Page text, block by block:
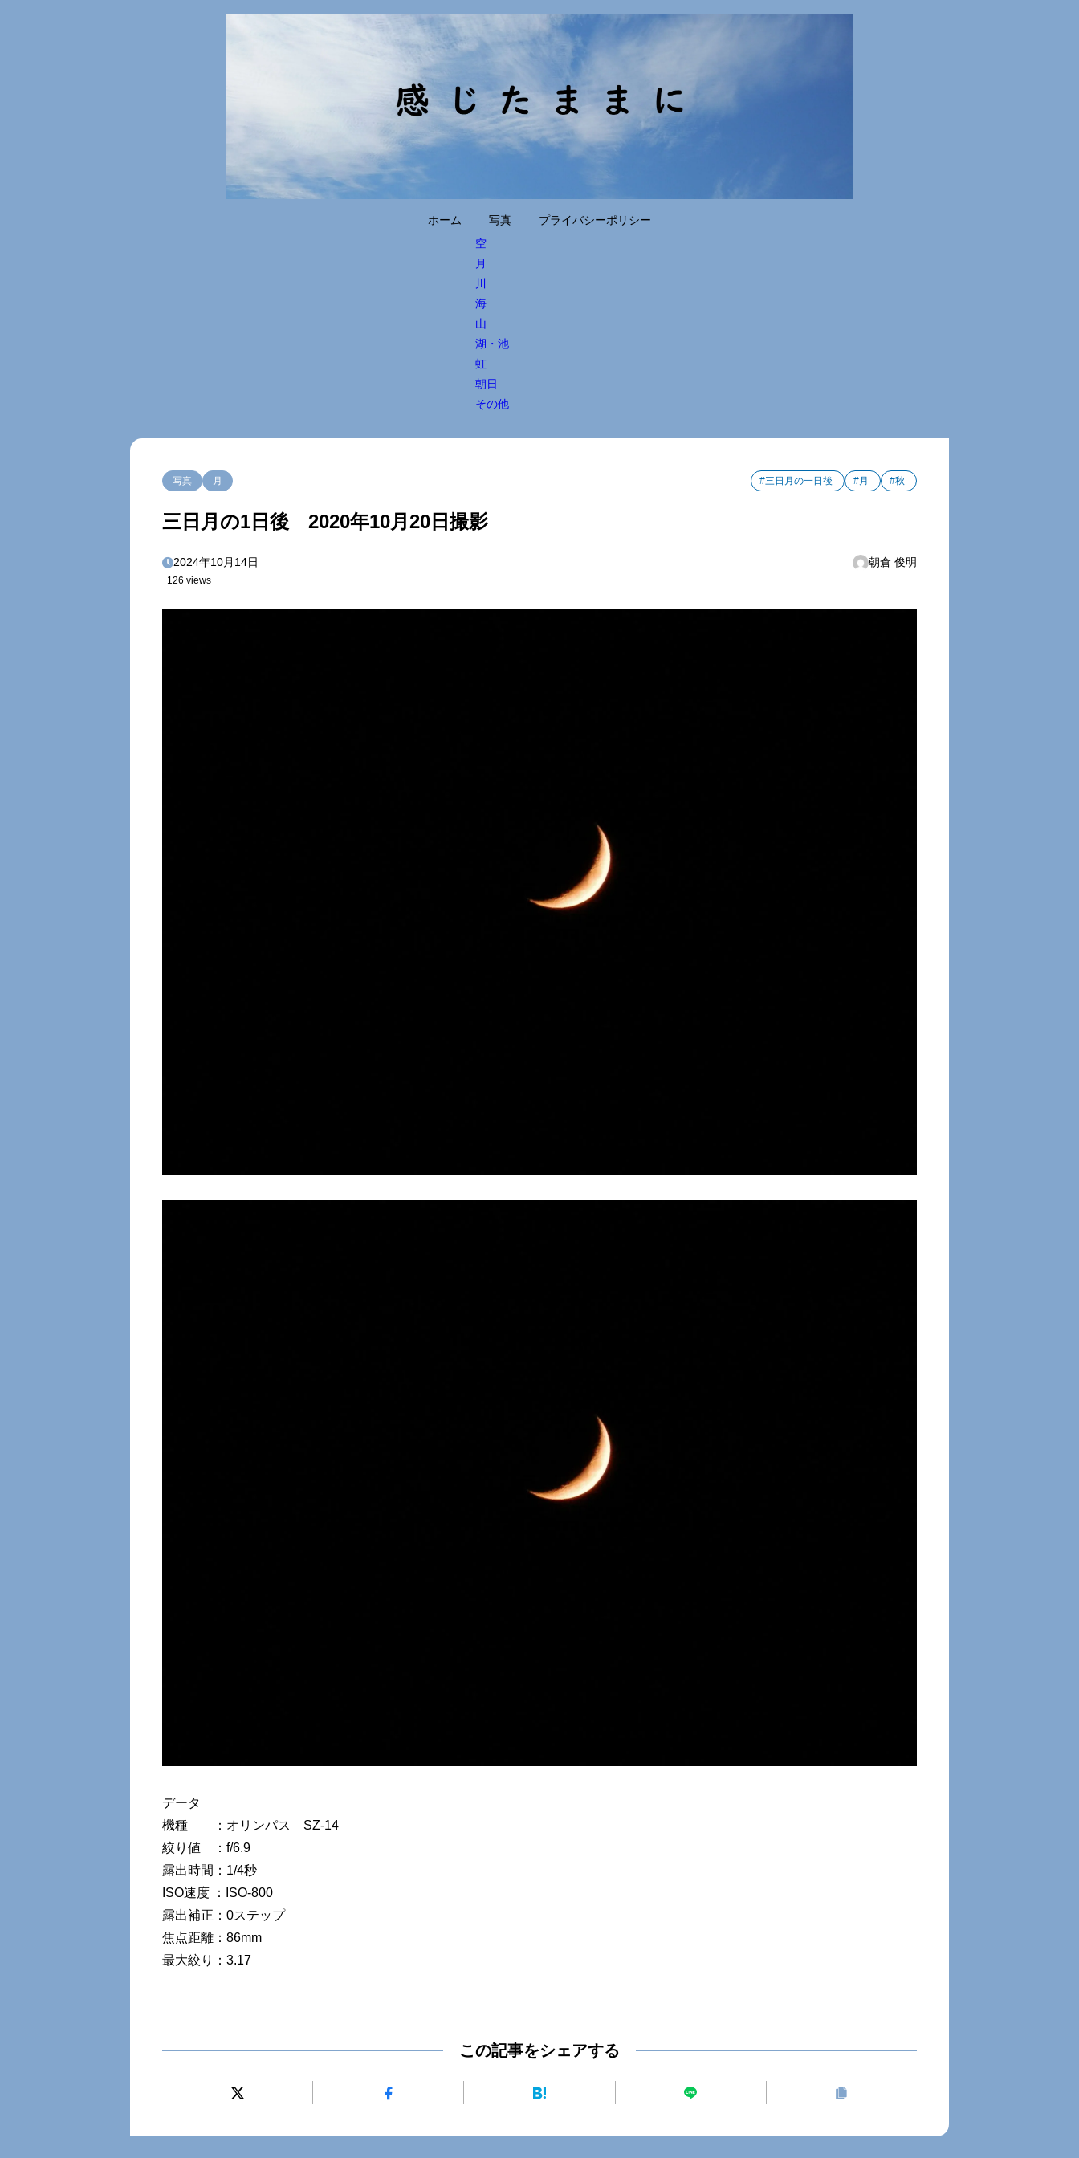
ホーム
写真
空
月
川
海
山
湖・池
虹
朝日
その他
プライバシーポリシー
写真 月 #三日月の一日後 #月 #秋
三日月の1日後 2020年10月20日撮影
2024年10月14日 朝倉 俊明
126 views
データ
機種 ：オリンパス SZ-14
絞り値 ：f/6.9
露出時間：1/4秒
ISO速度 ：ISO-800
露出補正：0ステップ
焦点距離：86mm
最大絞り：3.17
この記事をシェアする